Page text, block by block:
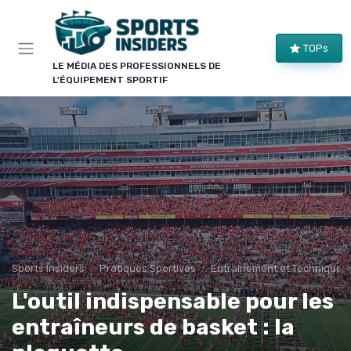
LE MÉDIA DES PROFESSIONNELS DE
L'ÉQUIPEMENT SPORTIF
TOPs
Sports Insiders Pratiques Sportives Entraînement et Techniques
L'outil indispensable pour les
entraîneurs de basket : la
×
LE CLUB SPORTS INSIDERS
Rejoignez le club !
Bons plans sur le matériel de structure, alertes
pièces et séries, et les enseignements de nos
comparatifs avant leur publication. Pour ceux qui
équipent un club, une salle ou une collectivité.
Bons plans matériel Alertes pièces
Avant-premières Normes & sécurité
Panneau de gestion des cookies